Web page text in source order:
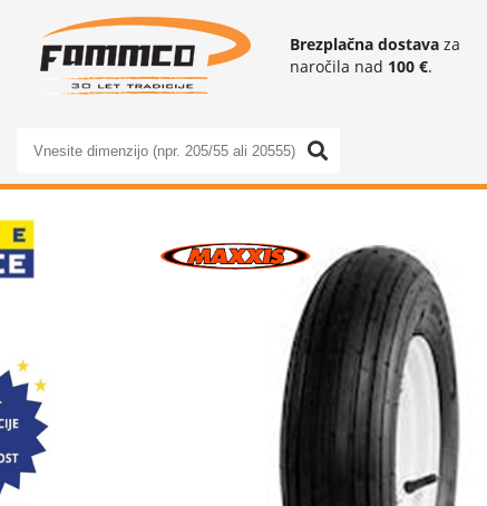
Brezplačna dostava za
naročila nad 100 €.